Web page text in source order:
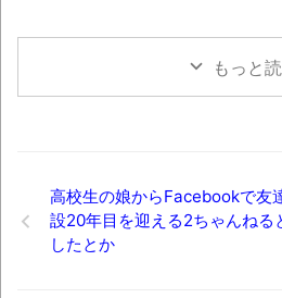
もっと
高校生の娘からFacebookで
設20年目を迎える2ちゃんね
したとか